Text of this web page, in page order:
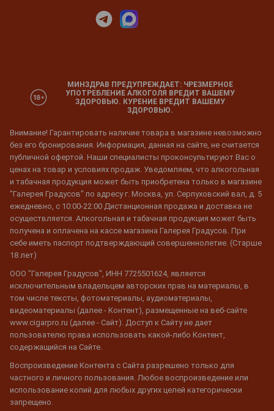
МИНЗДРАВ ПРЕДУПРЕЖДАЕТ: ЧРЕЗМЕРНОЕ
УПОТРЕБЛЕНИЕ АЛКОГОЛЯ ВРЕДИТ ВАШЕМУ
ЗДОРОВЬЮ. КУРЕНИЕ ВРЕДИТ ВАШЕМУ
ЗДОРОВЬЮ.
Внимание! Гарантировать наличие товара в магазине невозможно
без его бронирования. Информация, данная на сайте, не считается
публичной офертой. Наши специалисты проконсультируют Вас о
ценах на товар и условиях продаж. Уведомляем, что алкогольная
и табачная продукция может быть приобретена только в магазине
"Галерея Градусов" по адресу г. Москва, ул. Серпуховский вал, д. 5
ежедневно, с 10:00-22:00 Дистанционная продажа и доставка не
осуществляется. Алкогольная и табачная продукция может быть
получена и оплачена на кассе магазина Галерея Градусов. При
себе иметь паспорт подтверждающий совершеннолетие. (Старше
18 лет)
ООО "Галерея Градусов", ИНН 7725501624, является
исключительным владельцем авторских прав на материалы, в
том числе тексты, фотоматериалы, аудиоматериалы,
видеоматериалы (далее - Контент), размещенные на веб-сайте
www.cigarpro.ru (далее - Сайт). Доступ к Сайту не дает
пользователю права использовать какой-либо Контент,
содержащийся на Сайте.
Воспроизведение Контента с Сайта разрешено только для
частного и личного пользования. Любое воспроизведение или
использование копий для любых других целей категорически
запрещено.